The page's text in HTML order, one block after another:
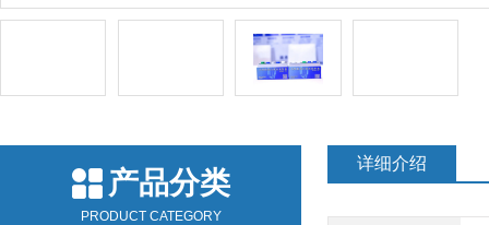
产品分类
PRODUCT CATEGORY
详细介绍